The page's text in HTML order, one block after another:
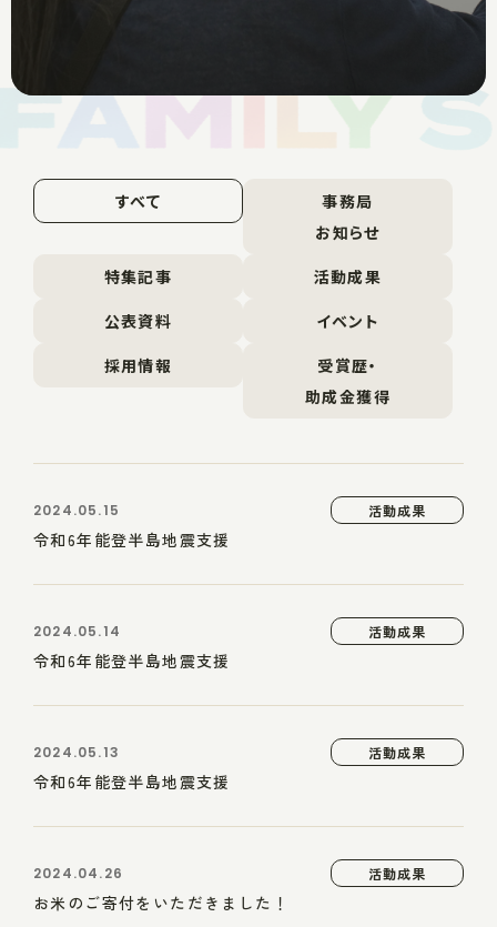
すべて
事務局
お知らせ
特集記事
活動成果
公表資料
イベント
採用情報
受賞歴・
助成金獲得
2024.05.15 活動成果
令和6年能登半島地震支援
2024.05.14 活動成果
令和6年能登半島地震支援
2024.05.13 活動成果
令和6年能登半島地震支援
2024.04.26 活動成果
お米のご寄付をいただきました！